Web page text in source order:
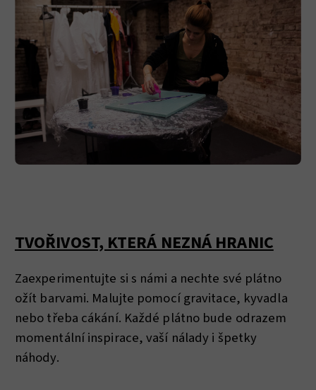
TVOŘIVOST, KTERÁ NEZNÁ HRANIC
Zaexperimentujte si s námi a nechte své plátno
ožít barvami. Malujte pomocí gravitace, kyvadla
nebo třeba cákání. Každé plátno bude odrazem
momentální inspirace, vaší nálady i špetky
náhody.